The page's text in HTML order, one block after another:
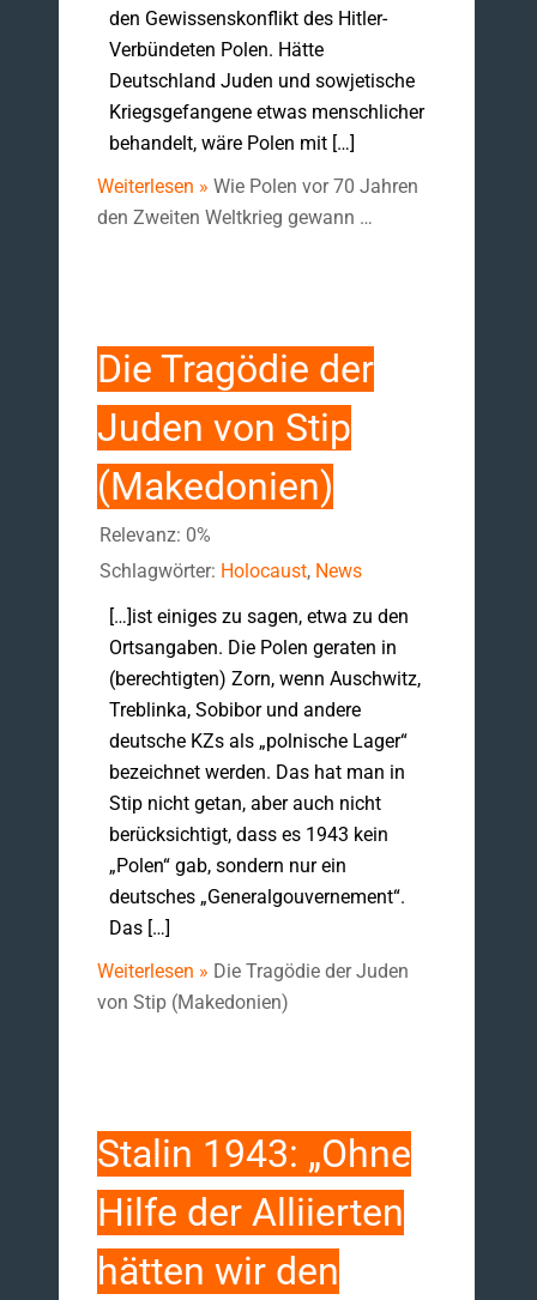
den Gewissenskonflikt des Hitler-
Verbündeten Polen. Hätte
Deutschland Juden und sowjetische
Kriegsgefangene etwas menschlicher
behandelt, wäre Polen mit […]
Weiterlesen » Wie Polen vor 70 Jahren
den Zweiten Weltkrieg gewann …
Die Tragödie der
Juden von Stip
(Makedonien)
Relevanz: 0%
Schlagwörter: Holocaust, News
[…]ist einiges zu sagen, etwa zu den
Ortsangaben. Die Polen geraten in
(berechtigten) Zorn, wenn Auschwitz,
Treblinka, Sobibor und andere
deutsche KZs als „polnische Lager“
bezeichnet werden. Das hat man in
Stip nicht getan, aber auch nicht
berücksichtigt, dass es 1943 kein
„Polen“ gab, sondern nur ein
deutsches „Generalgouvernement“.
Das […]
Weiterlesen » Die Tragödie der Juden
von Stip (Makedonien)
Stalin 1943: „Ohne
Hilfe der Alliierten
hätten wir den